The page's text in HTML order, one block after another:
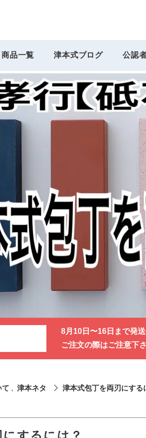
商品一覧 津本式ブログ 公認
8月10日〜16日まで発送
ご注文の際はご注意下さ
て 津本ネタ 津本式包丁を両刃にする
するには？